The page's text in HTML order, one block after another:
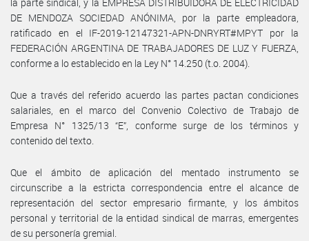
DE MENDOZA SOCIEDAD ANÓNIMA, por la parte empleadora,
ratificado en el IF-2019-12147321-APN-DNRYRT#MPYT por la
FEDERACIÓN ARGENTINA DE TRABAJADORES DE LUZ Y FUERZA,
conforme a lo establecido en la Ley N° 14.250 (t.o. 2004).
Que a través del referido acuerdo las partes pactan condiciones
salariales, en el marco del Convenio Colectivo de Trabajo de
Empresa N° 1325/13 “E”, conforme surge de los términos y
contenido del texto.
Que el ámbito de aplicación del mentado instrumento se
circunscribe a la estricta correspondencia entre el alcance de
representación del sector empresario firmante, y los ámbitos
personal y territorial de la entidad sindical de marras, emergentes
de su personería gremial.